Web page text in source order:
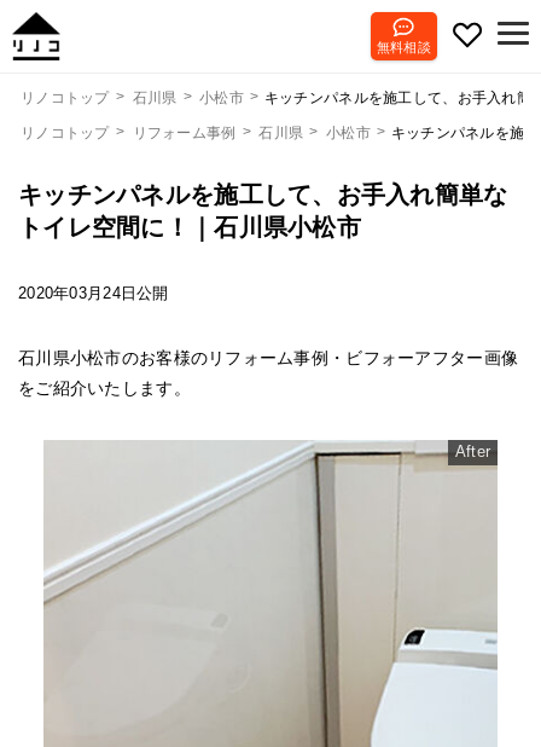
無料相談
リノコトップ 石川県 小松市 キッチンパネルを施工して、お手入れ簡
リノコトップ リフォーム事例 石川県 小松市 キッチンパネルを施
キッチンパネルを施工して、お手入れ簡単な
トイレ空間に！｜石川県小松市
2020年03月24日公開
石川県小松市のお客様のリフォーム事例・ビフォーアフター画像
をご紹介いたします。
After